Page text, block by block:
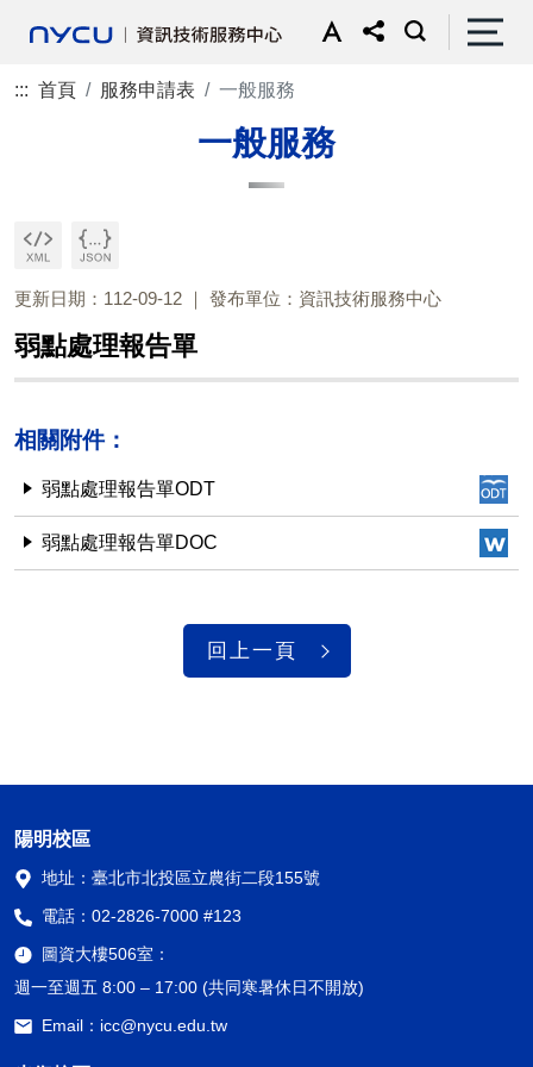
::: 首頁 服務申請表 一般服務
一般服務
更新日期：112-09-12 發布單位：資訊技術服務中心
弱點處理報告單
相關附件：
弱點處理報告單ODT
弱點處理報告單DOC
回上一頁
陽明校區
地址： 臺北市北投區立農街二段155號
電話： 02-2826-7000 #123
圖資大樓506室：
週一至週五 8:00 – 17:00 (共同寒暑休日不開放)
Email： icc@nycu.edu.tw